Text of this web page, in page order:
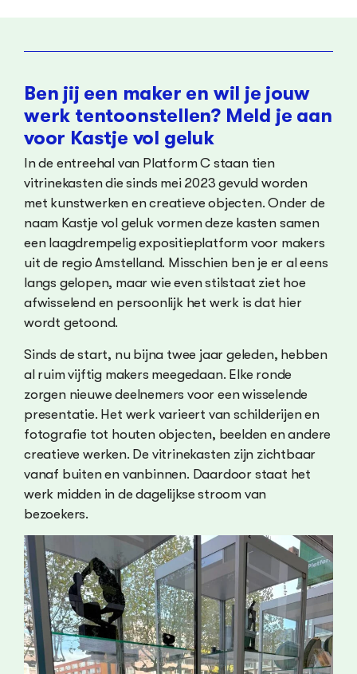
Ben jij een maker en wil je jouw
werk tentoonstellen? Meld je aan
voor Kastje vol geluk
In de entreehal van Platform C staan tien
vitrinekasten die sinds mei 2023 gevuld worden
met kunstwerken en creatieve objecten. Onder de
naam Kastje vol geluk vormen deze kasten samen
een laagdrempelig expositieplatform voor makers
uit de regio Amstelland. Misschien ben je er al eens
langs gelopen, maar wie even stilstaat ziet hoe
afwisselend en persoonlijk het werk is dat hier
wordt getoond.
Sinds de start, nu bijna twee jaar geleden, hebben
al ruim vijftig makers meegedaan. Elke ronde
zorgen nieuwe deelnemers voor een wisselende
presentatie. Het werk varieert van schilderijen en
fotografie tot houten objecten, beelden en andere
creatieve werken. De vitrinekasten zijn zichtbaar
vanaf buiten en vanbinnen. Daardoor staat het
werk midden in de dagelijkse stroom van
bezoekers.